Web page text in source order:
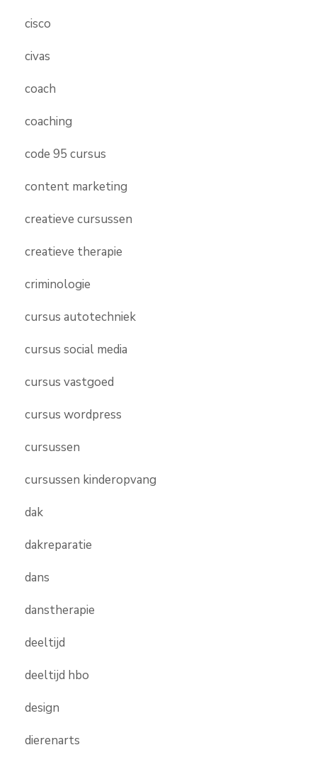
cisco
civas
coach
coaching
code 95 cursus
content marketing
creatieve cursussen
creatieve therapie
criminologie
cursus autotechniek
cursus social media
cursus vastgoed
cursus wordpress
cursussen
cursussen kinderopvang
dak
dakreparatie
dans
danstherapie
deeltijd
deeltijd hbo
design
dierenarts